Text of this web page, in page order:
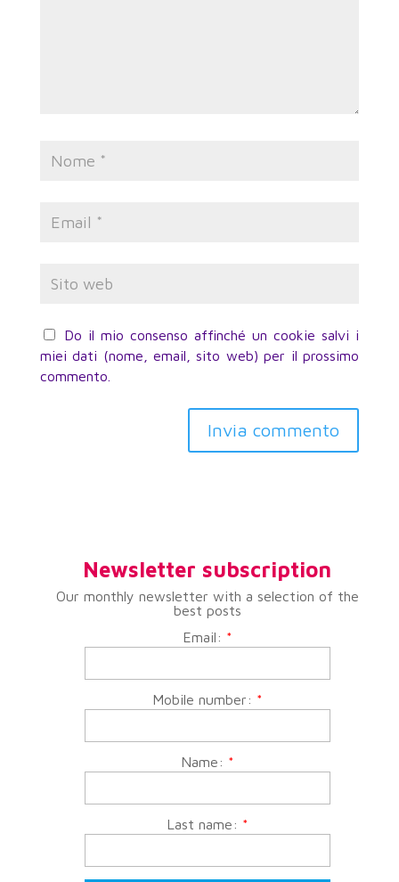
Do il mio consenso affinché un cookie salvi i
miei dati (nome, email, sito web) per il prossimo
commento.
Invia commento
Newsletter subscription
Our monthly newsletter with a selection of the
best posts
Email: *
Mobile number: *
Name: *
Last name: *